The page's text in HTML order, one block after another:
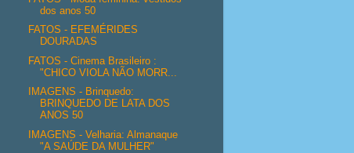
dos anos 50
FATOS - EFEMÉRIDES
DOURADAS
FATOS - Cinema Brasileiro :
"CHICO VIOLA NÃO MORR...
IMAGENS - Brinquedo:
BRINQUEDO DE LATA DOS
ANOS 50
IMAGENS - Velharia: Almanaque
"A SAÚDE DA MULHER"